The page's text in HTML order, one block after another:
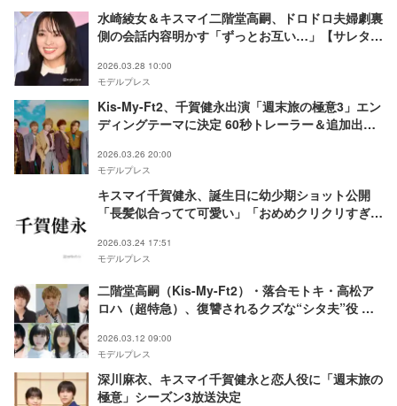
水崎綾女＆キスマイ二階堂高嗣、ドロドロ夫婦劇裏
側の会話内容明かす「ずっとお互い…」【サレタ側
2026.03.28 10:00
モデルプレス
Kis-My-Ft2、千賀健永出演「週末旅の極意3」エン
ディングテーマに決定 60秒トレーラー＆追加出演
2026.03.26 20:00
モデルプレス
キスマイ千賀健永、誕生日に幼少期ショット公開
「長髪似合ってて可愛い」「おめめクリクリすぎ
2026.03.24 17:51
モデルプレス
二階堂高嗣（Kis-My-Ft2）・落合モトキ・高松ア
ロハ（超特急）、復讐されるクズな“シタ夫”役 不
だ妻たち～】
2026.03.12 09:00
モデルプレス
深川麻衣、キスマイ千賀健永と恋人役に「週末旅の
極意」シーズン3放送決定